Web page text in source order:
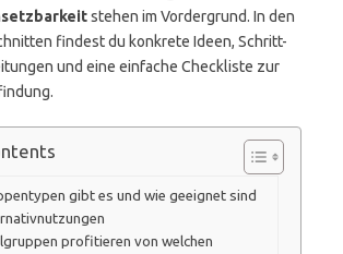
stehen im Vordergrund. In den
findest du konkrete Ideen, Schritt-
und eine einfache Checkliste zur
gibt es und wie geeignet sind
profitieren von welchen